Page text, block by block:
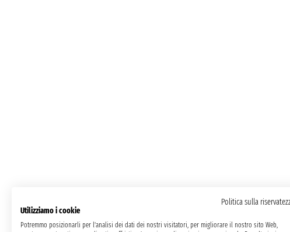
Politica sulla
Utilizziamo i cookie
Potremmo posizionarli per l'analisi dei dati dei nostri visitatori, per migliorare il nostro sito Web,